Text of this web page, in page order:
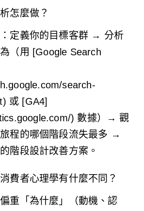
怎麼做？
定義你的目標客群 → 分析
（用 [Google Search
search-
或 [GA4]
) 數據）→ 觀
程的哪個階段流失最多 →
階段設計改善方案。
費者心理學有什麼不同？
重「為什麼」（動機、認